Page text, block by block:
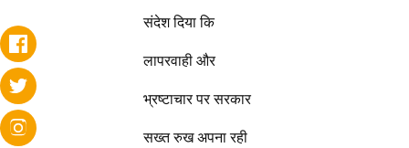
संदेश दिया कि
लापरवाही और
भ्रष्टाचार पर सरकार
सख्त रुख अपना रही